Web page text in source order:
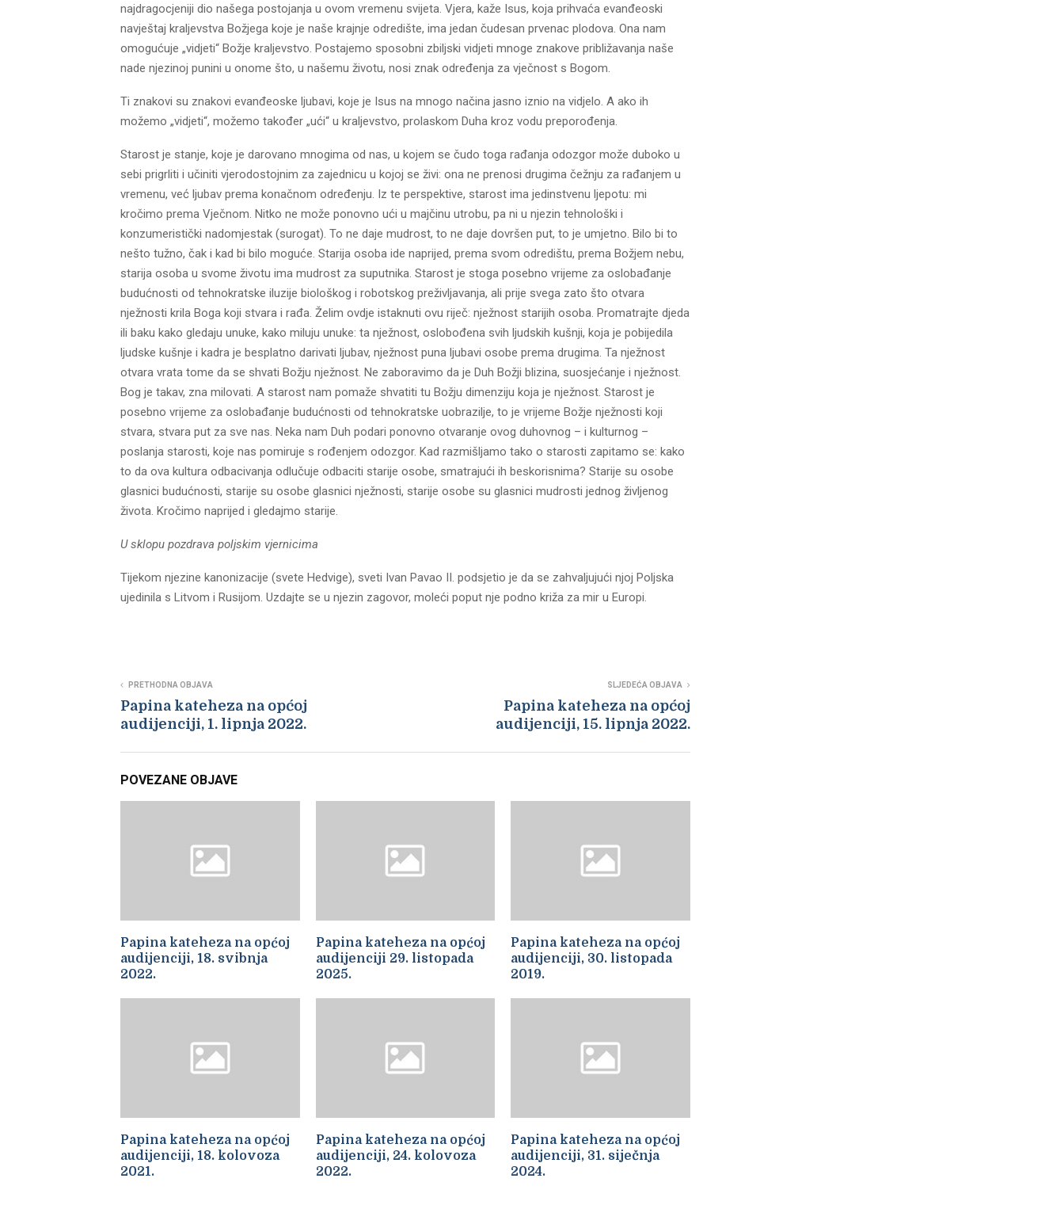
najdragocjeniji dio našega postojanja u ovom vremenu svijeta. Vjera, kaže Isus, koja prihvaća evanđeoski
navještaj kraljevstva Božjega koje je naše krajnje odredište, ima jedan čudesan prvenac plodova. Ona nam
omogućuje „vidjeti“ Božje kraljevstvo. Postajemo sposobni zbiljski vidjeti mnoge znakove približavanja naše
nade njezinoj punini u onome što, u našemu životu, nosi znak određenja za vječnost s Bogom.
Ti znakovi su znakovi evanđeoske ljubavi, koje je Isus na mnogo načina jasno iznio na vidjelo. A ako ih
možemo „vidjeti“, možemo također „ući“ u kraljevstvo, prolaskom Duha kroz vodu preporođenja.
Starost je stanje, koje je darovano mnogima od nas, u kojem se čudo toga rađanja odozgor može duboko u
sebi prigrliti i učiniti vjerodostojnim za zajednicu u kojoj se živi: ona ne prenosi drugima čežnju za rađanjem u
vremenu, već ljubav prema konačnom određenju. Iz te perspektive, starost ima jedinstvenu ljepotu: mi
kročimo prema Vječnom. Nitko ne može ponovno ući u majčinu utrobu, pa ni u njezin tehnološki i
konzumeristički nadomjestak (surogat). To ne daje mudrost, to ne daje dovršen put, to je umjetno. Bilo bi to
nešto tužno, čak i kad bi bilo moguće. Starija osoba ide naprijed, prema svom odredištu, prema Božjem nebu,
starija osoba u svome životu ima mudrost za suputnika. Starost je stoga posebno vrijeme za oslobađanje
budućnosti od tehnokratske iluzije biološkog i robotskog preživljavanja, ali prije svega zato što otvara
nježnosti krila Boga koji stvara i rađa. Želim ovdje istaknuti ovu riječ: nježnost starijih osoba. Promatrajte djeda
ili baku kako gledaju unuke, kako miluju unuke: ta nježnost, oslobođena svih ljudskih kušnji, koja je pobijedila
ljudske kušnje i kadra je besplatno darivati ljubav, nježnost puna ljubavi osobe prema drugima. Ta nježnost
otvara vrata tome da se shvati Božju nježnost. Ne zaboravimo da je Duh Božji blizina, suosjećanje i nježnost.
Bog je takav, zna milovati. A starost nam pomaže shvatiti tu Božju dimenziju koja je nježnost. Starost je
posebno vrijeme za oslobađanje budućnosti od tehnokratske uobrazilje, to je vrijeme Božje nježnosti koji
stvara, stvara put za sve nas. Neka nam Duh podari ponovno otvaranje ovog duhovnog – i kulturnog –
poslanja starosti, koje nas pomiruje s rođenjem odozgor. Kad razmišljamo tako o starosti zapitamo se: kako
to da ova kultura odbacivanja odlučuje odbaciti starije osobe, smatrajući ih beskorisnima? Starije su osobe
glasnici budućnosti, starije su osobe glasnici nježnosti, starije osobe su glasnici mudrosti jednog življenog
života. Kročimo naprijed i gledajmo starije.
U sklopu pozdrava poljskim vjernicima
Tijekom njezine kanonizacije (svete Hedvige), sveti Ivan Pavao II. podsjetio je da se zahvaljujući njoj Poljska
ujedinila s Litvom i Rusijom. Uzdajte se u njezin zagovor, moleći poput nje podno križa za mir u Europi.
PRETHODNA OBJAVA
Papina kateheza na općoj
audijenciji, 1. lipnja 2022.
SLJEDEĆA OBJAVA
Papina kateheza na općoj
audijenciji, 15. lipnja 2022.
POVEZANE OBJAVE
Papina kateheza na općoj
audijenciji, 18. svibnja
2022.
Papina kateheza na općoj
audijenciji 29. listopada
2025.
Papina kateheza na općoj
audijenciji, 30. listopada
2019.
Papina kateheza na općoj
audijenciji, 18. kolovoza
2021.
Papina kateheza na općoj
audijenciji, 24. kolovoza
2022.
Papina kateheza na općoj
audijenciji, 31. siječnja
2024.